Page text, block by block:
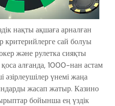
нақты ақшаға арналған
критерийлерге сай болуы
және рулетка сияқты
қоса алғанда, 1000-нан астам
әзірлеушілер үнемі жаңа
жасап жатыр. Казино
бойынша ең үздік